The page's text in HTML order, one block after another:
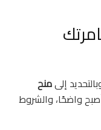
إلىمنح
واضحًا، والشروط